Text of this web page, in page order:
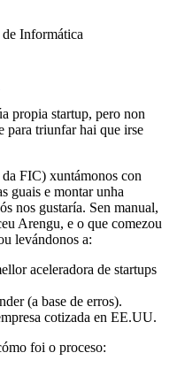
Informática
propia startup, pero non
para triunfar hai que irse
FIC) xuntámonos con
guais e montar unha
nos gustaría. Sen manual,
Arengu, e o que comezou
levándonos a:
aceleradora de startups
(a base de erros).
cotizada en EE.UU.
foi o proceso: